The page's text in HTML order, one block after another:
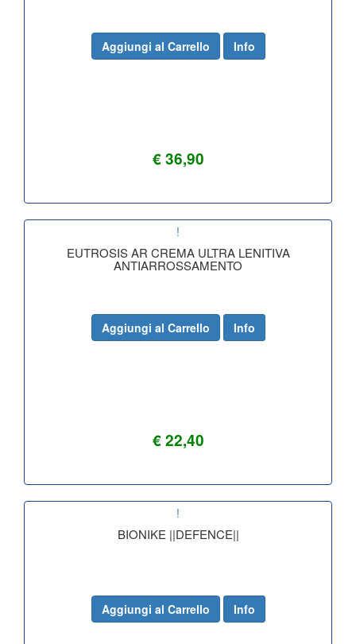
€ 36,90
Aggiungi al Carrello Info
!
EUTROSIS AR CREMA ULTRA LENITIVA
ANTIARROSSAMENTO
€ 22,40
Aggiungi al Carrello Info
!
BIONIKE ||DEFENCE||
Aggiungi al Carrello Info